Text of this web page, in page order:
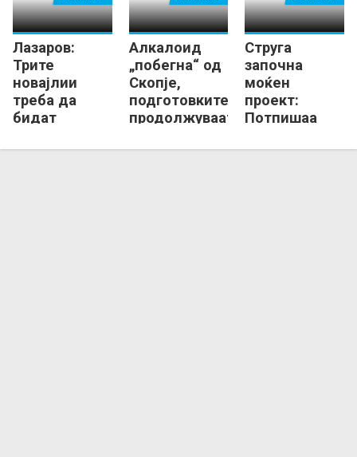
Лазаров:
Трите
новајлии
треба да
бидат
вредност на
Алкалоид
„побегна“ од
Скопје,
подготовките
продолжуваат
Струга
започна
моќен
проект:
Потпишаа
Георгиевски,